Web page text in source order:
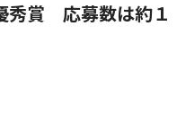
秀賞 応募数は約１